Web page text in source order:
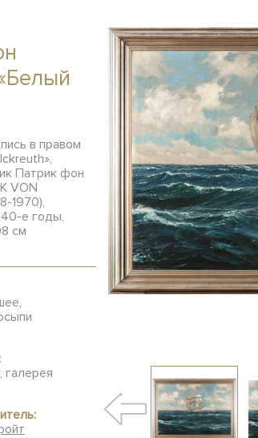
в правом
Патрик фон
VON
1970),
е годы,
см
галерея